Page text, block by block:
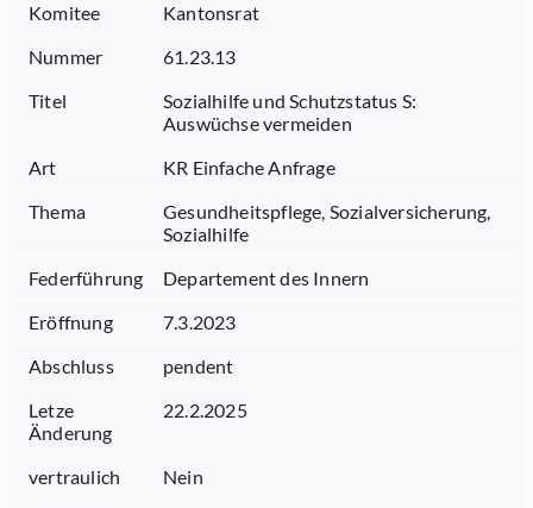
Komitee
Kantonsrat
Nummer
61.23.13
Titel
Sozialhilfe und Schutzstatus S:
Auswüchse vermeiden
Art
KR Einfache Anfrage
Thema
Gesundheitspflege, Sozialversicherung,
Sozialhilfe
Federführung
Departement des Innern
Eröffnung
7.3.2023
Abschluss
pendent
Letze
Änderung
22.2.2025
vertraulich
Nein